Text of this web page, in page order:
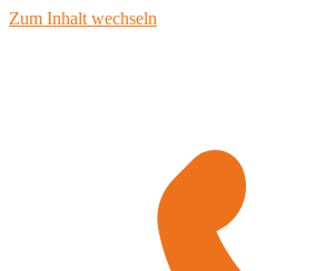
Zum Inhalt wechseln